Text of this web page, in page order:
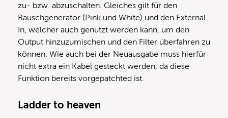
zu- bzw. abzuschalten. Gleiches gilt für den
Rauschgenerator (Pink und White) und den External-
In, welcher auch genutzt werden kann, um den
Output hinzuzumischen und den Filter überfahren zu
können. Wie auch bei der Neuausgabe muss hierfür
nicht extra ein Kabel gesteckt werden, da diese
Funktion bereits vorgepatchted ist.
Ladder to heaven